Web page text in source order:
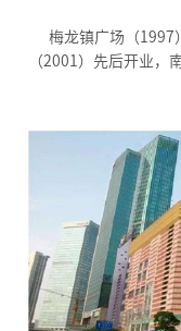
梅龙镇广场（1997
（2001）先后开业，